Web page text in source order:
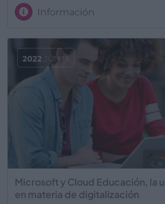
Información
Microsoft y Cloud Educación, la
en materia de digitalización
2022 JUN 15